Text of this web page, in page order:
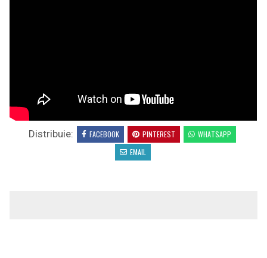
Distribuie: FACEBOOK PINTEREST
WHATSAPP
EMAIL